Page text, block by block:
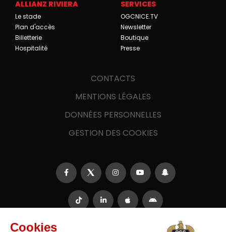
ALLIANZ RIVIERA
Le stade
Plan d'accès
Billetterie
Hospitalité
SERVICES
OGCNICE.TV
Newsletter
Boutique
Presse
CONTACTS
MENTIONS LÉGALES
DONNÉES PERSONNELLES
GESTION DES COOKIES